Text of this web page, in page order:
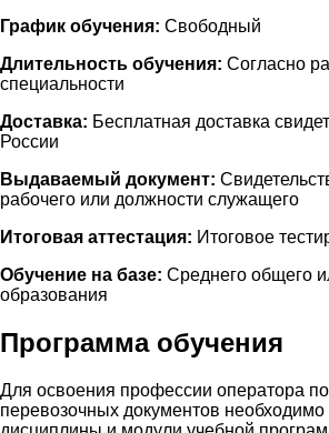
График обучения: Свободный
Длительность обучения: Согласно
специальности
Доставка: Бесплатная доставка
России
Выдаваемый документ:
рабочего или должности служащего
Итоговая аттестация: Итоговое
Обучение на базе: Среднего общего
образования
Программа обучения
Для освоения профессии оператора
перевозочных документов необходимо